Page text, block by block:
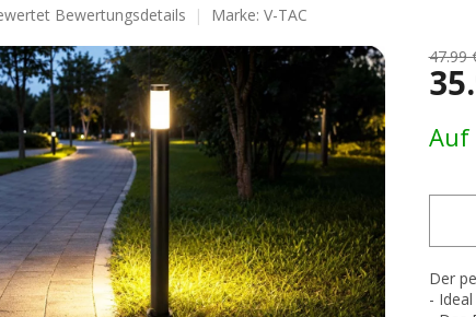
Bewertungsdetails Marke: V-TAC
47.99
Auf
Der
-